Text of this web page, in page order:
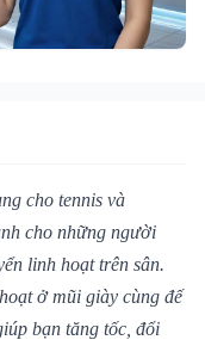
cho tennis và
cho những người
linh hoạt trên sân.
ở mũi giày cùng đế
bạn tăng tốc, đổi